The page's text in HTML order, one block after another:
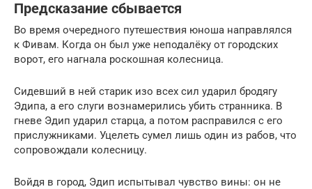
Предсказание сбывается
Во время очередного путешествия юноша направлялся
к Фивам. Когда он был уже неподалёку от городских
ворот, его нагнала роскошная колесница.
Сидевший в ней старик изо всех сил ударил бродягу
Эдипа, а его слуги вознамерились убить странника. В
гневе Эдип ударил старца, а потом расправился с его
прислужниками. Уцелеть сумел лишь один из рабов, что
сопровождали колесницу.
Войдя в город, Эдип испытывал чувство вины: он не